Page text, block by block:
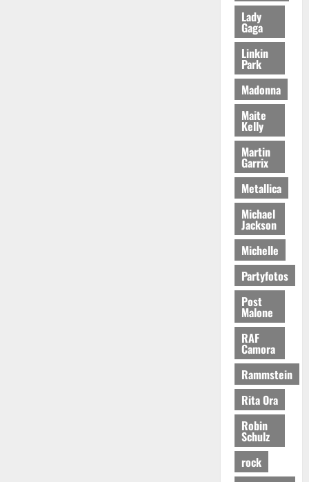
Lady
Gaga
Linkin
Park
Madonna
Maite
Kelly
Martin
Garrix
Metallica
Michael
Jackson
Michelle
Partyfotos
Post
Malone
RAF
Camora
Rammstein
Rita Ora
Robin
Schulz
rock